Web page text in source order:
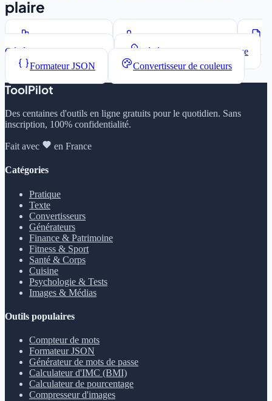
plaire
Compteur de mots
Convertisseur de casse
Générateur Lorem Ipsum
Générateur de mots de passe
Formateur JSON
Convertisseur de couleurs
ToolPilot
Des centaines d'outils en ligne gratuits pour le quotidien. Sans
inscription, 100% confidentialité.
Fait avec en France
Catégories
Pratique
Texte
Convertisseurs
Générateurs
Finance & Patrimoine
Fitness & Sport
Santé & Corps
Cuisine
Psychologie & Tests
Images & Médias
Outils populaires
Compteur de mots
Formateur JSON
Générateur de mots de passe
Calculateur d'IMC (BMI)
Calculateur de pourcentage
Compresseur d'images